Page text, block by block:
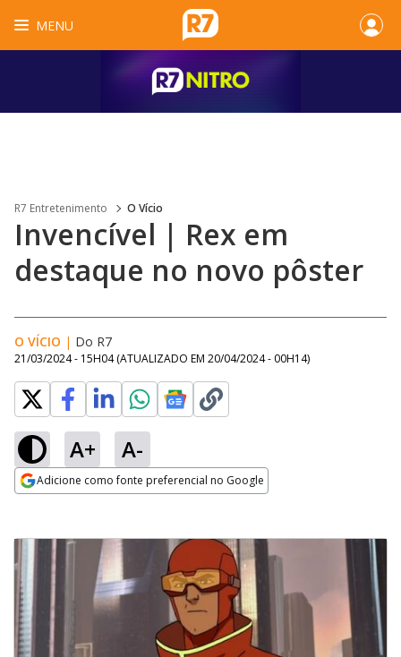
MENU
R7 Entretenimento O Vício
Invencível | Rex em
destaque no novo pôster
O VÍCIO | Do R7
21/03/2024 - 15H04 (ATUALIZADO EM 20/04/2024 - 00H14)
A+ A-
Adicione como fonte preferencial no Google